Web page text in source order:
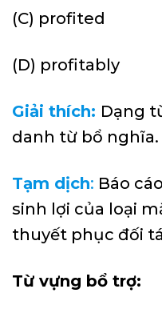
(C) profited
(D) profitably
Giải thích: Dạng
danh từ bổ nghĩa.
Tạm dịch: Báo
sinh lợi của loại
thuyết phục đối
Từ vựng bổ trợ: